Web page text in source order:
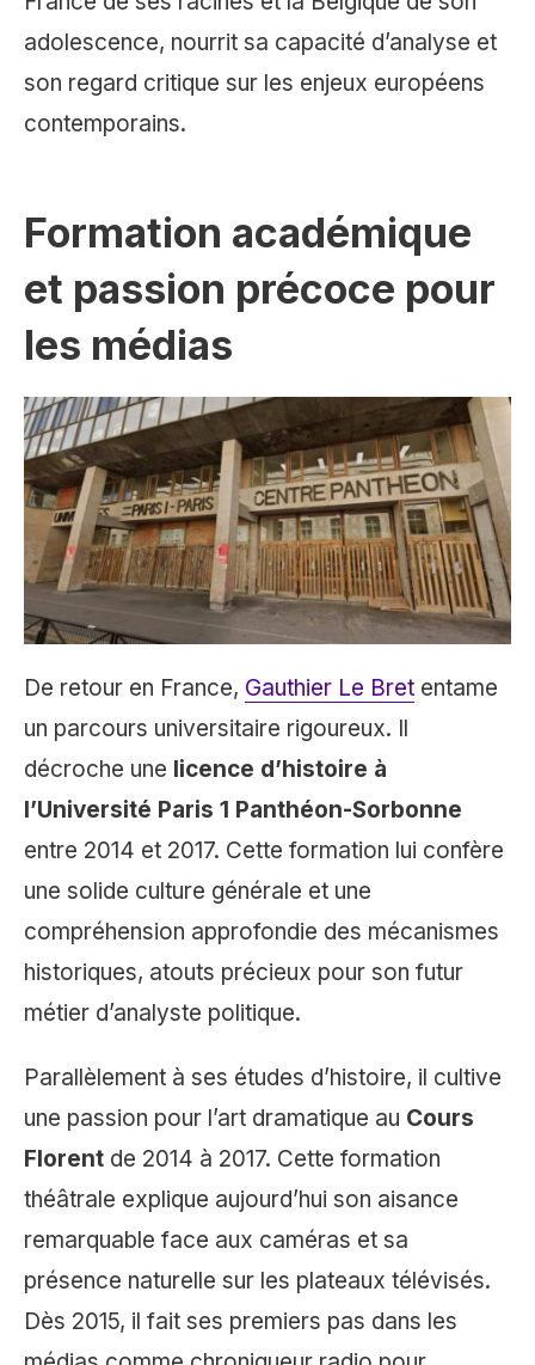
adolescence, nourrit sa capacité d’analyse et
son regard critique sur les enjeux européens
contemporains.
Formation académique
et passion précoce pour
les médias
De retour en France, Gauthier Le Bret entame
un parcours universitaire rigoureux. Il
décroche une licence d’histoire à
l’Université Paris 1 Panthéon-Sorbonne
entre 2014 et 2017. Cette formation lui confère
une solide culture générale et une
compréhension approfondie des mécanismes
historiques, atouts précieux pour son futur
métier d’analyste politique.
Parallèlement à ses études d’histoire, il cultive
une passion pour l’art dramatique au Cours
Florent de 2014 à 2017. Cette formation
théâtrale explique aujourd’hui son aisance
remarquable face aux caméras et sa
présence naturelle sur les plateaux télévisés.
Dès 2015, il fait ses premiers pas dans les